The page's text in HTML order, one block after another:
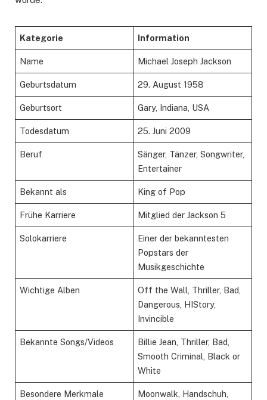
Kategorie Information
Name Michael Joseph Jackson
Geburtsdatum 29. August 1958
Geburtsort Gary, Indiana, USA
Todesdatum 25. Juni 2009
Beruf
Sänger, Tänzer, Songwriter,
Entertainer
Bekannt als King of Pop
Frühe Karriere Mitglied der Jackson 5
Solokarriere
Einer der bekanntesten
Popstars der
Musikgeschichte
Wichtige Alben
Off the Wall, Thriller, Bad,
Dangerous, HIStory,
Invincible
Bekannte Songs/Videos
Billie Jean, Thriller, Bad,
Smooth Criminal, Black or
White
Besondere Merkmale
Moonwalk, Handschuh,